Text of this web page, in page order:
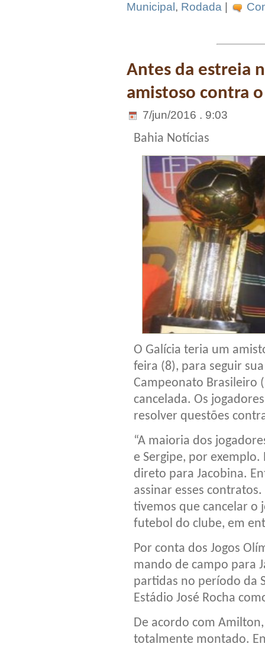
Municipal , Rodada
Antes da estreia
amistoso contra
7/jun/2016 . 9:03
Bahia Notícias
O Galícia teria um
feira (8), para seguir
Campeonato Brasileiro
cancelada. Os
resolver questões
“A maioria dos
e Sergipe, por exemplo.
direto para Jacobina.
assinar esses
tivemos que cancelar o
futebol do clube, em
Por conta dos Jogos
mando de campo para
partidas no período da
Estádio José Rocha
De acordo com
totalmente montado.